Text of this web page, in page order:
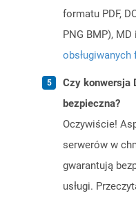
formatu PDF,
PNG BMP),
Czy konwersja
bezpieczna?
Oczywiście!
serwerów w
gwarantują
usługi.